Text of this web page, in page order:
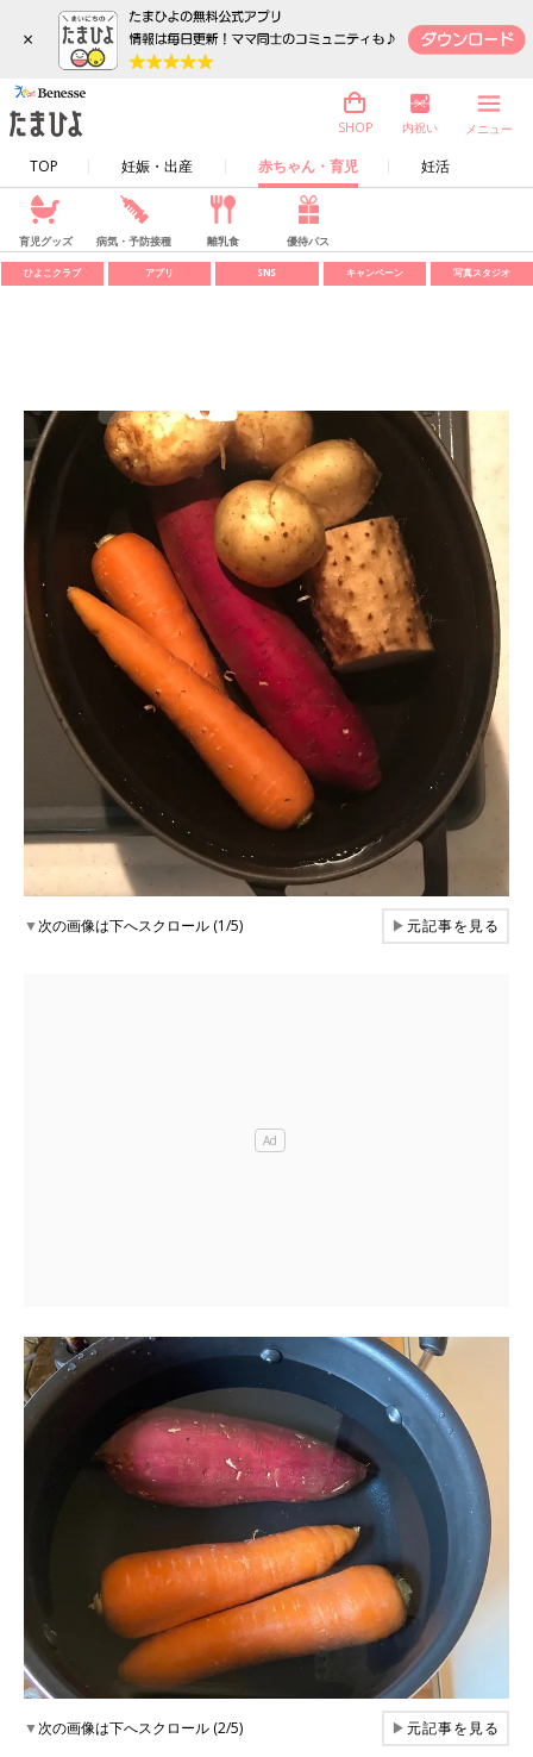
×
TOP 妊娠・出産 赤ちゃん・育児 妊活
SHOP 内祝い メニュー
育児グッズ 病気・予防接種 離乳食 優待パス
ひよこクラブ アプリ SNS キャンペーン 写真スタジオ
▼次の画像は下へスクロール (1/5) ▶元記事を見る
▼次の画像は下へスクロール (2/5) ▶元記事を見る